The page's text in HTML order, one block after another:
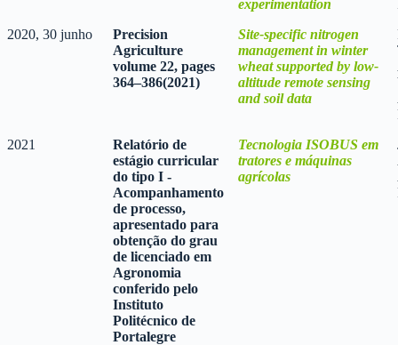
experimentation
2020, 30 junho
Precision
Agriculture
volume 22, pages
364–386(2021)
Site-specific nitrogen
management in winter
wheat supported by low-
altitude remote sensing
and soil data
2021
Relatório de
estágio curricular
do tipo I -
Acompanhamento
de processo,
apresentado para
obtenção do grau
de licenciado em
Agronomia
conferido pelo
Instituto
Politécnico de
Portalegre
Tecnologia ISOBUS em
tratores e máquinas
agrícolas